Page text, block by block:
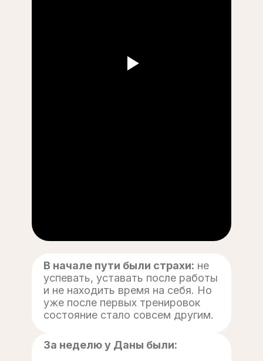
В начале пути были страхи: не
успевать, уставать после работы
и не находить время на себя. Но
уже после первых тренировок
состояние стало совсем другим.
За неделю у Даны были: